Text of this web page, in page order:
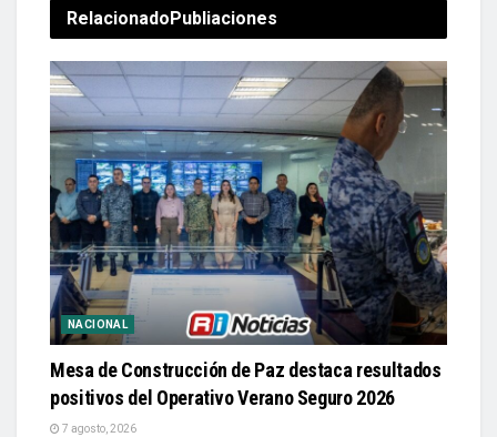
RelacionadoPubliaciones
NACIONAL
Mesa de Construcción de Paz destaca resultados
positivos del Operativo Verano Seguro 2026
7 agosto, 2026